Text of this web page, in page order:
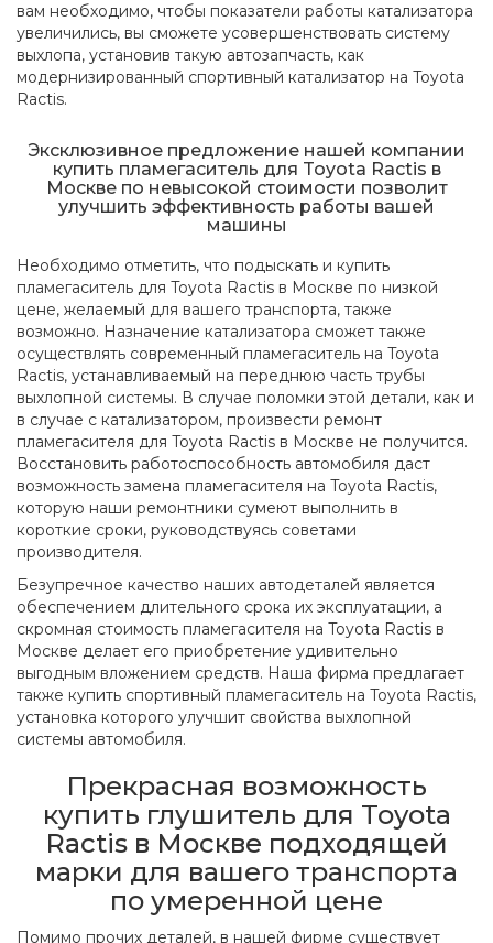
вам необходимо, чтобы показатели работы катализатора
увеличились, вы сможете усовершенствовать систему
выхлопа, установив такую автозапчасть, как
модернизированный спортивный катализатор на Toyota
Ractis.
Эксклюзивное предложение нашей компании
купить пламегаситель для Toyota Ractis в
Москве по невысокой стоимости позволит
улучшить эффективность работы вашей
машины
Необходимо отметить, что подыскать и купить
пламегаситель для Toyota Ractis в Москве по низкой
цене, желаемый для вашего транспорта, также
возможно. Назначение катализатора сможет также
осуществлять современный пламегаситель на Toyota
Ractis, устанавливаемый на переднюю часть трубы
выхлопной системы. В случае поломки этой детали, как и
в случае с катализатором, произвести ремонт
пламегасителя для Toyota Ractis в Москве не получится.
Восстановить работоспособность автомобиля даст
возможность замена пламегасителя на Toyota Ractis,
которую наши ремонтники сумеют выполнить в
короткие сроки, руководствуясь советами
производителя.
Безупречное качество наших автодеталей является
обеспечением длительного срока их эксплуатации, а
скромная стоимость пламегасителя на Toyota Ractis в
Москве делает его приобретение удивительно
выгодным вложением средств. Наша фирма предлагает
также купить спортивный пламегаситель на Toyota Ractis,
установка которого улучшит свойства выхлопной
системы автомобиля.
Прекрасная возможность
купить глушитель для Toyota
Ractis в Москве подходящей
марки для вашего транспорта
по умеренной цене
Помимо прочих деталей, в нашей фирме существует